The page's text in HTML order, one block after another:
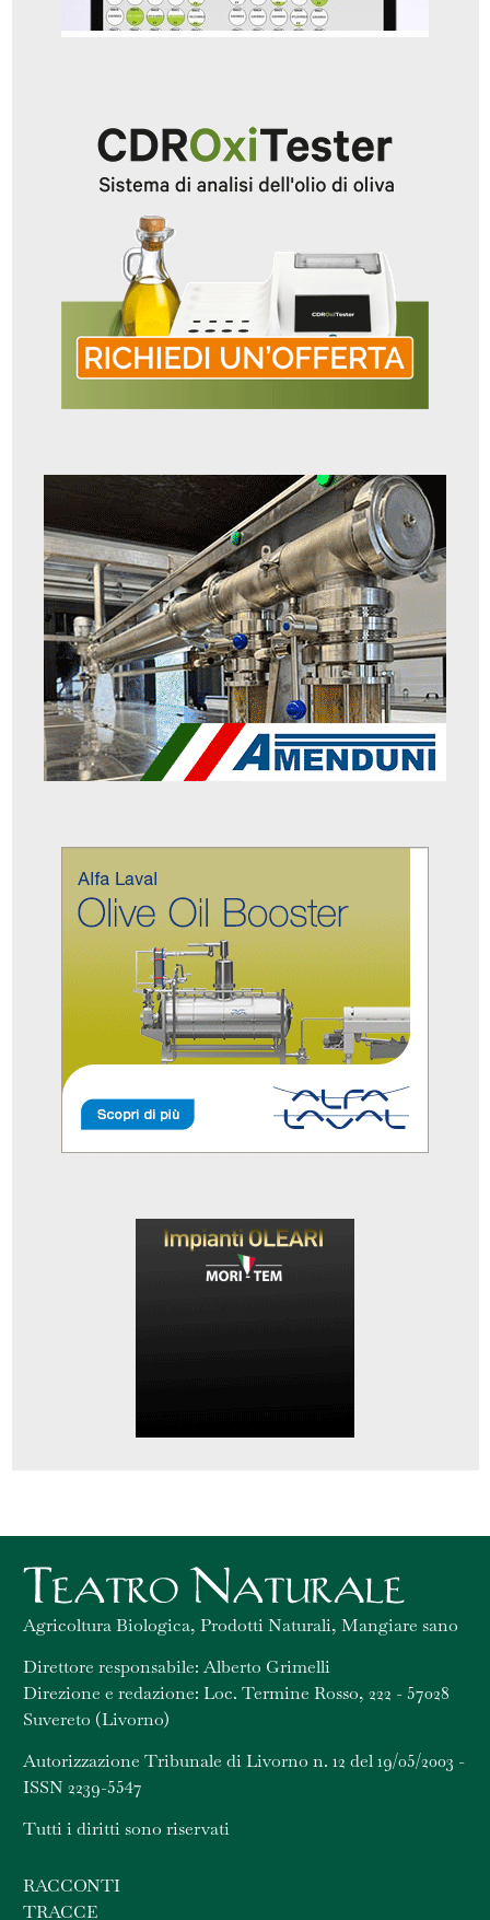
Agricoltura Biologica, Prodotti Naturali, Mangiare sano
Direttore responsabile: Alberto Grimelli
Direzione e redazione: Loc. Termine Rosso, 222 - 57028
Suvereto (Livorno)
Autorizzazione Tribunale di Livorno n. 12 del 19/05/2003 -
ISSN 2239-5547
Tutti i diritti sono riservati
RACCONTI
TRACCE